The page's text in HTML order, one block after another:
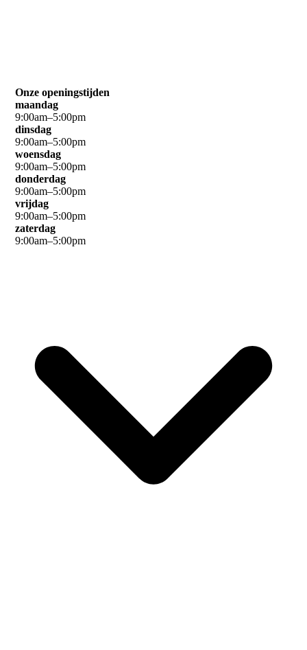
Onze openingstijden
maandag
9:00am–5:00pm
dinsdag
9:00am–5:00pm
woensdag
9:00am–5:00pm
donderdag
9:00am–5:00pm
vrijdag
9:00am–5:00pm
zaterdag
9:00am–5:00pm